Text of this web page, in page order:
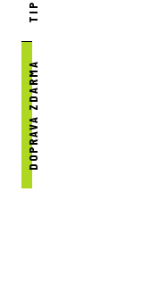
TIP
DOPRAVA ZDARMA